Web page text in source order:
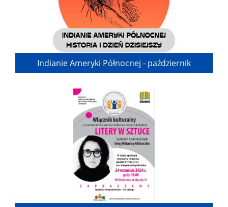
Indianie Ameryki Północnej - październik